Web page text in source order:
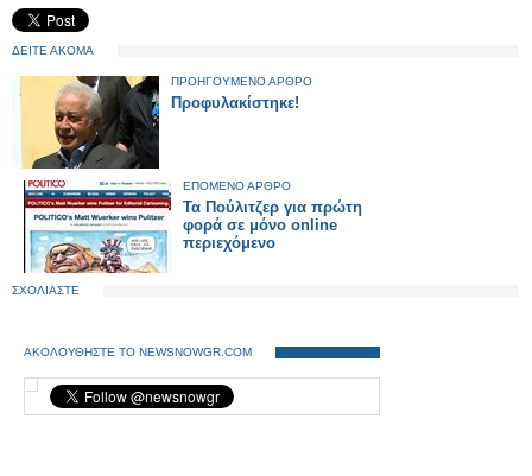
ΔΕΙΤΕ ΑΚΟΜΑ
ΠΡΟΗΓΟΥΜΕΝΟ ΑΡΘΡΟ
Προφυλακίστηκε!
ΕΠΟΜΕΝΟ ΑΡΘΡΟ
Τα Πούλιτζερ για πρώτη
φορά σε μόνο online
περιεχόμενο
ΣΧΟΛΙΑΣΤΕ
ΑΚΟΛΟΥΘΗΣΤΕ ΤΟ NEWSNOWGR.COM